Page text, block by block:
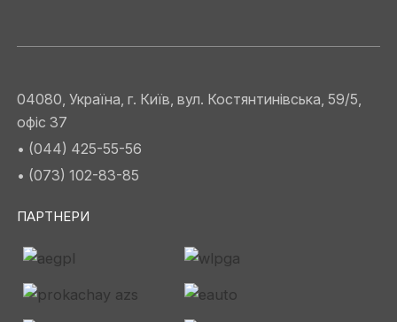
04080, Україна, г. Київ, вул. Костянтинівська, 59/5,
офіс 37
• (044) 425-55-56
• (073) 102-83-85
ПАРТНЕРИ